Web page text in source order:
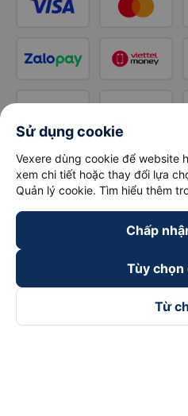
Sử dụng cookie
Vexere dùng cookie để website
xem chi tiết hoặc thay đổi lựa
Quản lý cookie. Tìm hiểu thêm
Chấp
Tùy chọn
Từ